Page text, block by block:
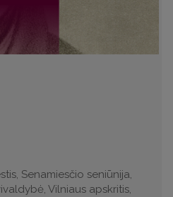
Senamiesčio seniūnija,
Vilniaus apskritis,